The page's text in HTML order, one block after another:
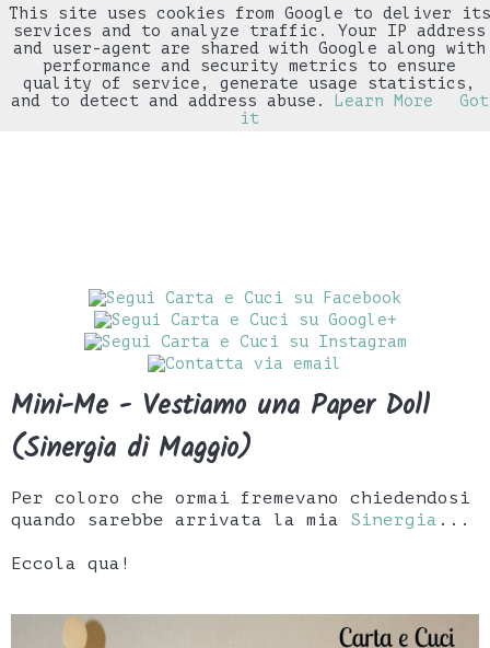
▼
Mini-Me - Vestiamo una Paper Doll
(Sinergia di Maggio)
Per coloro che ormai fremevano chiedendosi
quando sarebbe arrivata la mia Sinergia ...
Eccola qua!
This site uses cookies from Google to deliver its
services and to analyze traffic. Your IP address
and user-agent are shared with Google along with
performance and security metrics to ensure
quality of service, generate usage statistics,
and to detect and address abuse.
Learn More
Got
it